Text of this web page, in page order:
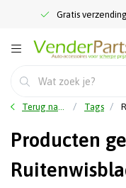
Gratis
Terug naar home Tags
Producten